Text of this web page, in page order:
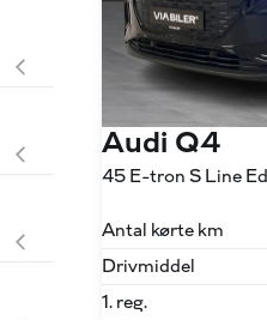
Audi Q4
Antal kørte km
Drivmiddel
1. reg.